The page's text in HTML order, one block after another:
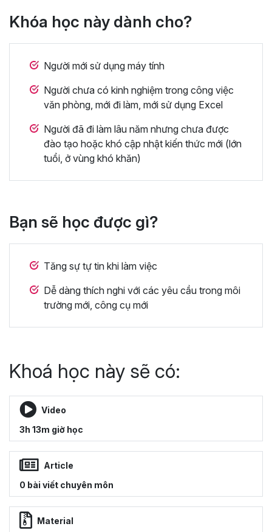
Khóa học này dành cho?
Người mới sử dụng máy tính
Người chưa có kinh nghiệm trong công việc
văn phòng, mới đi làm, mới sử dụng Excel
Người đã đi làm lâu năm nhưng chưa được
đào tạo hoặc khó cập nhật kiến thức mới (lớn
tuổi, ở vùng khó khăn)
Bạn sẽ học được gì?
Tăng sự tự tin khi làm việc
Dễ dàng thích nghi với các yêu cầu trong môi
trường mới, công cụ mới
Khoá học này sẽ có:
Video
3h 13m giờ học
Article
0 bài viết chuyên môn
Material